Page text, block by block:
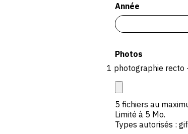
Année
Photos
1 photographie recto
5 fichiers au
Limité à 5 Mo.
Types autorisés :